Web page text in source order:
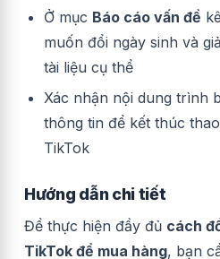
Ở mục Báo cáo vấn đề
muốn đổi ngày sinh và
tài liệu cụ thể
Xác nhận nội dung trình
thông tin để kết thúc
TikTok
Hướng dẫn chi tiết
Để thực hiện đầy đủ cách
TikTok để mua hàng, bạn